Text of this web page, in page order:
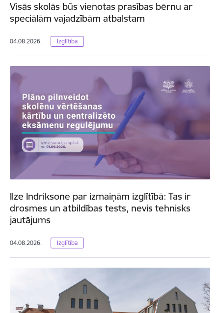
Visās skolās būs vienotas prasības bērnu ar
speciālām vajadzībām atbalstam
04.08.2026. Izglītība
Ilze Indriksone par izmaiņām izglītībā: Tas ir
drosmes un atbildības tests, nevis tehnisks
jautājums
04.08.2026. Izglītība